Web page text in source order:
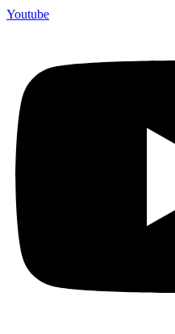
Youtube